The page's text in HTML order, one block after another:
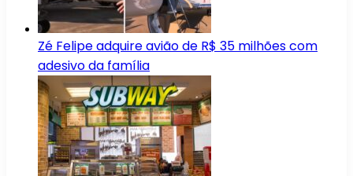
Zé Felipe adquire avião de R$ 35 milhões com
adesivo da família